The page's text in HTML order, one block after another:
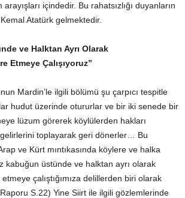
arayışları içindedir. Bu rahatsızlığı duyanların
Atatürk gelmektedir.
ve Halktan Ayrı Olarak
Etmeye Çalışıyoruz”
Mardin’le ilgili bölümü şu çarpıcı tespitle
hudut üzerinde otururlar ve bir iki senede bir
lüzum görerek köylülerden hakları
gelirlerini toplayarak geri dönerler… Bu
ve Kürt mıntıkasında köylere ve halka
kabuğun üstünde ve halktan ayrı olarak
çalıştığımıza delillerden biri olarak
S.22) Yine Siirt ile ilgili gözlemlerinde